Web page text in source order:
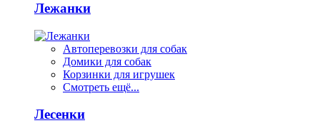
Лежанки
Автоперевозки для собак
Домики для собак
Корзинки для игрушек
Смотреть ещё...
Лесенки